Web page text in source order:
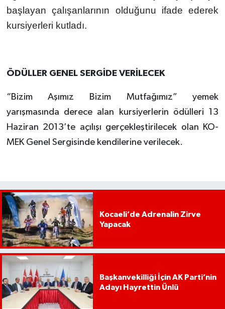
başlayan çalışanlarının olduğunu ifade ederek
kursiyerleri kutladı.
ÖDÜLLER GENEL SERGİDE VERİLECEK
“Bizim Aşımız Bizim Mutfağımız” yemek
yarışmasında derece alan kursiyerlerin ödülleri 13
Haziran 2013’te açılışı gerçekleştirilecek olan KO-
MEK Genel Sergisinde kendilerine verilecek.
Kocaeli’de Adrenalin Zirve
Yapacak
Başkanvekilliği İçin AK Parti’nin
Adayı Hayrettin Ünlü